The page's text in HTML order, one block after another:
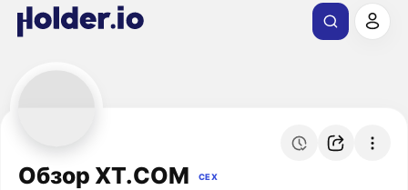
Обзор XT.COM CEX